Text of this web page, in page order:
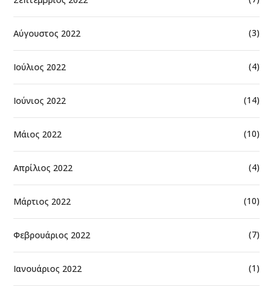
Αύγουστος 2022 (3)
Ιούλιος 2022 (4)
Ιούνιος 2022 (14)
Μάιος 2022 (10)
Απρίλιος 2022 (4)
Μάρτιος 2022 (10)
Φεβρουάριος 2022 (7)
Ιανουάριος 2022 (1)